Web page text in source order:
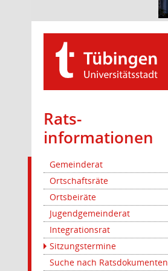
Rats­
informationen
Gemeinderat
Ortschaftsräte
Ortsbeiräte
Jugendgemeinderat
Integrationsrat
Sitzungstermine
Suche nach Ratsdokumenten